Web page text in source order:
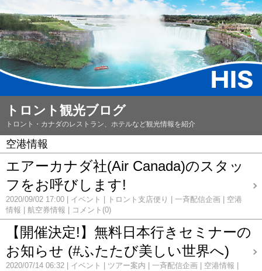
トロント観光ブログ
トロント・カナダのレストラン、ホテルなど観光情報を紹介
空港情報
エアーカナダ社(Air Canada)のスタッ
フをお呼びします!
2020/09/02 17:00 イベント トロント支店便り 一斉配信企画
空港
情報
航空券情報 コメント(0)
【開催決定!】無料日本行きセミナーの
お知らせ (#ふたたび美しい世界へ)
2020/07/14 06:32 イベント ツアー案内 一斉配信企画
空港情報